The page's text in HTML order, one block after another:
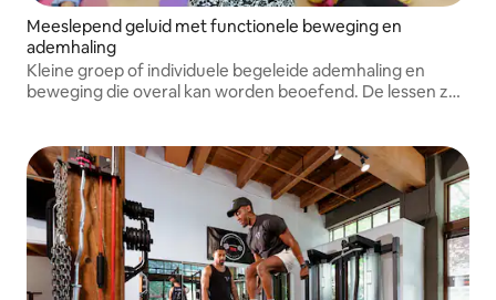
Meeslepend geluid met functionele beweging en
ademhaling
Kleine groep of individuele begeleide ademhaling en
beweging die overal kan worden beoefend. De lessen zijn